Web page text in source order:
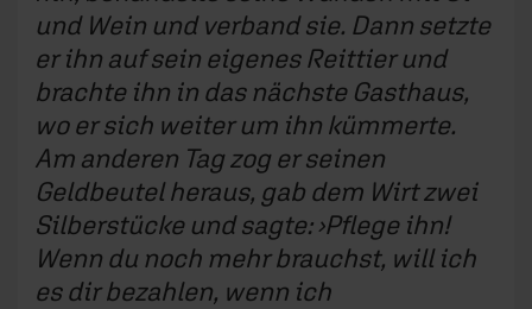
und Wein und verband sie. Dann setzte
er ihn auf sein eigenes Reittier und
brachte ihn in das nächste Gasthaus,
wo er sich weiter um ihn kümmerte.
Am anderen Tag zog er seinen
Geldbeutel heraus, gab dem Wirt zwei
Silberstücke und sagte: ›Pflege ihn!
Wenn du noch mehr brauchst, will ich
es dir bezahlen, wenn ich